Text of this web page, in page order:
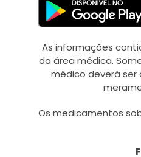
BELLA FEMME (2)
BELLESA (4)
BELLIZ (3)
BESINS
BESPOKE (13)
BICHO DA
BIO
As informações
da área médica.
médico deverá ser
Os medicamentos